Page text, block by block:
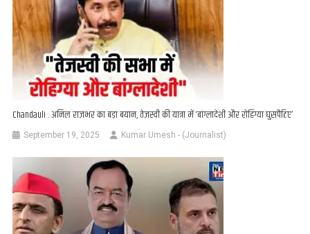
Chandauli : अनिल राजभर का बड़ा बयान, तेजस्वी की यात्रा में ‘बांग्लादेशी और रोहिंग्या घुसपैठिए’
September 19, 2025 Kumar Umesh - (Journalist)